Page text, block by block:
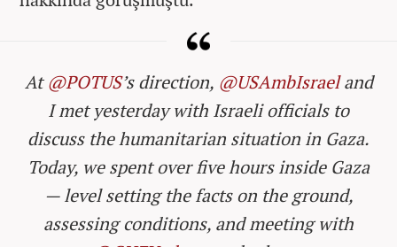
At@POTUS’s direction, @USAmbIsraeland
I met yesterday with Israeli officials to
discuss the humanitarian situation in Gaza.
Today, we spent over five hours inside Gaza
— level setting the facts on the ground,
assessing conditions, and meeting with